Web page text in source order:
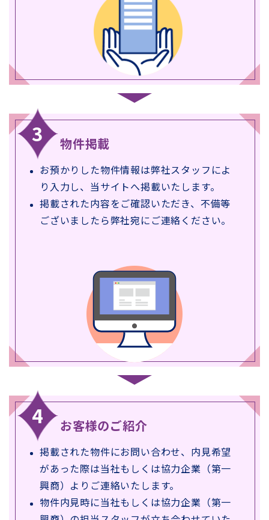
物件掲載
お預かりした物件情報は弊社スタッフによ
り入力し、当サイトへ掲載いたします。
掲載された内容をご確認いただき、不備等
ございましたら弊社宛にご連絡ください。
お客様のご紹介
掲載された物件にお問い合わせ、内見希望
があった際は当社もしくは協力企業（第一
興商）よりご連絡いたします。
物件内見時に当社もしくは協力企業（第一